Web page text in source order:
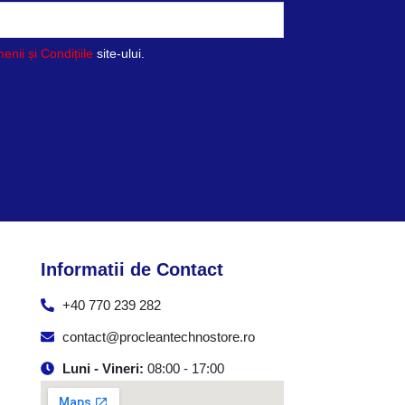
u
l
și Condițiile site-ului.
Informatii de Contact
+40 770 239 282
contact@procleantechnostore.ro
Luni - Vineri: 08:00 - 17:00